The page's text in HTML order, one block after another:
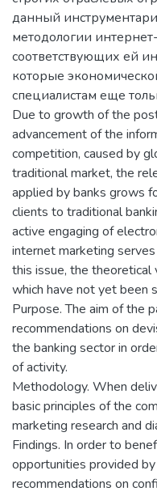
данный
методологии
соответствующих ей
которые
специалистам еще
Due to growth of the
advancement of the
competition, caused by
traditional market, the
applied by banks grows
clients to traditional
active engaging of
internet marketing
this issue, the theoretical
which have not yet been
Purpose. The aim of the
recommendations on
the banking sector in
of activity.
Methodology. When
basic principles of the
marketing research and
Findings. In order to
opportunities provided
recommendations on